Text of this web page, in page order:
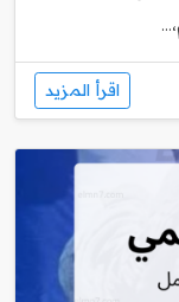
اقرأ المزيد